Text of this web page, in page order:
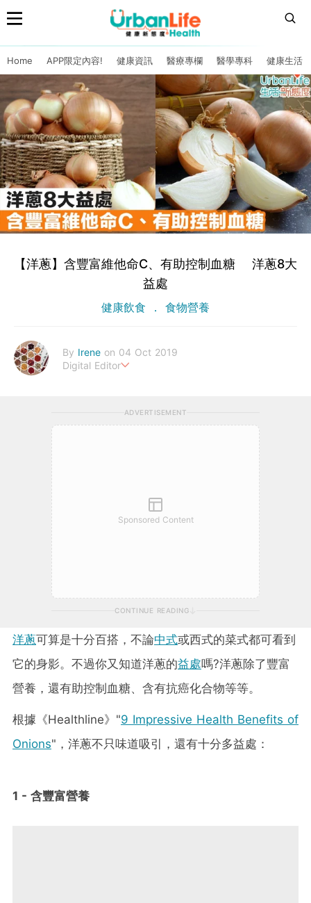
Home APP限定內容! 健康資訊 醫療專欄 醫學專科 健康生活
【洋蔥】含豐富維他命C、有助控制血糖 洋蔥8大
益處
健康飲食 食物營養
By Irene on 04 Oct 2019
Digital Editor
ADVERTISEMENT
Sponsored Content
CONTINUE READING
洋蔥可算是十分百搭，不論中式或西式的菜式都可看到
它的身影。不過你又知道洋蔥的益處嗎?洋蔥除了豐富
營養，還有助控制血糖、含有抗癌化合物等等。
根據《Healthline》"9 Impressive Health Benefits of
Onions"，洋蔥不只味道吸引，還有十分多益處：
1 - 含豐富營養